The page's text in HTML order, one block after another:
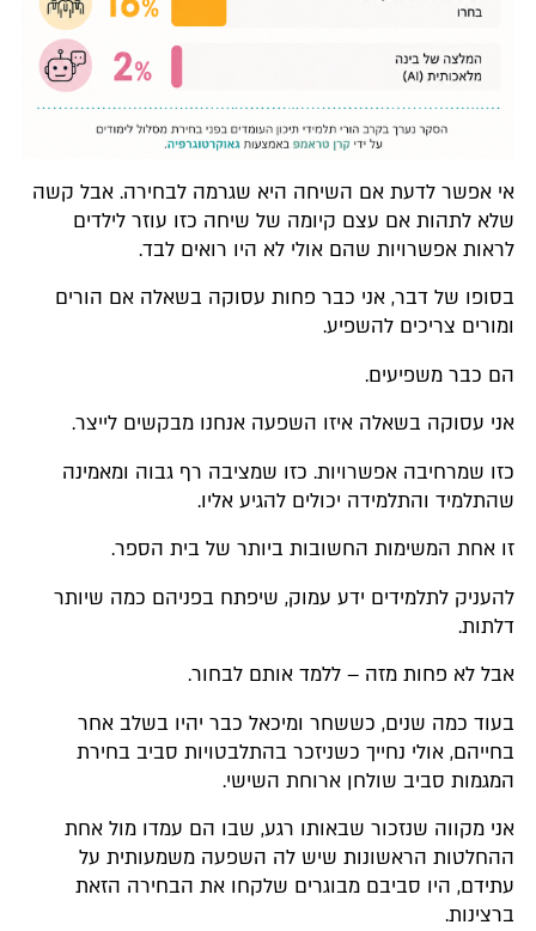
אי אפשר לדעת אם השיחה היא שגרמה לבחירה. אבל קשה
שלא לתהות אם עצם קיומה של שיחה כזו עוזר לילדים
לראות אפשרויות שהם אולי לא היו רואים לבד.
בסופו של דבר, אני כבר פחות עסוקה בשאלה אם הורים
ומורים צריכים להשפיע.
הם כבר משפיעים.
אני עסוקה בשאלה איזו השפעה אנחנו מבקשים לייצר.
כזו שמרחיבה אפשרויות. כזו שמציבה רף גבוה ומאמינה
שהתלמיד והתלמידה יכולים להגיע אליו.
זו אחת המשימות החשובות ביותר של בית הספר.
להעניק לתלמידים ידע עמוק, שיפתח בפניהם כמה שיותר
דלתות.
אבל לא פחות מזה – ללמד אותם לבחור.
בעוד כמה שנים, כששחר ומיכאל כבר יהיו בשלב אחר
בחייהם, אולי נחייך כשניזכר בהתלבטויות סביב בחירת
המגמות סביב שולחן ארוחת השישי.
אני מקווה שנזכור שבאותו רגע, שבו הם עמדו מול אחת
ההחלטות הראשונות שיש לה השפעה משמעותית על
עתידם, היו סביבם מבוגרים שלקחו את הבחירה הזאת
ברצינות.